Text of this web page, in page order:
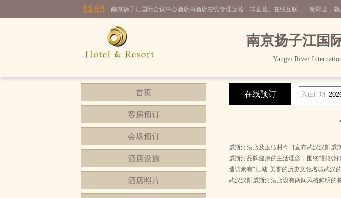
南京扬子江国际会议中心酒店由酒店在线管理运营，非直营。在线互联，一键即达，就
南京扬子江国
Yangzi River
首页
客房预订
会场预订
酒店设施
酒店照片
在线预订 入住日期
威斯汀酒店及度假村今日宣布武汉汉阳威
威斯汀品牌健康的生活理念，围绕"酣然
造访素有"江城"美誉的历史文化名城武汉
武汉汉阳威斯汀酒店设有两间风格鲜明的